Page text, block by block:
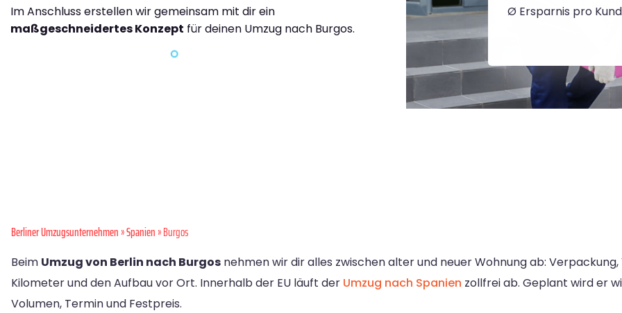
Im Anschluss erstellen wir gemeinsam mit dir ein
maßgeschneidertes Konzept für deinen Umzug nach Burgos.
Ø Ersparnis pro
Berliner Umzugsunternehmen»Spanien» Burgos
Beim Umzug von Berlin nach Burgos nehmen wir dir alles zwischen alter und neuer Wohnung ab: Verpackung,
Kilometer und den Aufbau vor Ort. Innerhalb der EU läuft der Umzug nach Spanien zollfrei ab. Geplant wird er
Volumen, Termin und Festpreis.